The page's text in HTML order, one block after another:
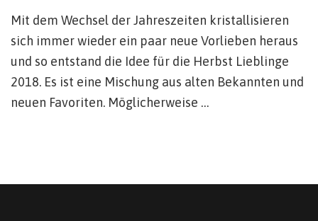
Mit dem Wechsel der Jahreszeiten kristallisieren
sich immer wieder ein paar neue Vorlieben heraus
und so entstand die Idee für die Herbst Lieblinge
2018. Es ist eine Mischung aus alten Bekannten und
neuen Favoriten. Möglicherweise …